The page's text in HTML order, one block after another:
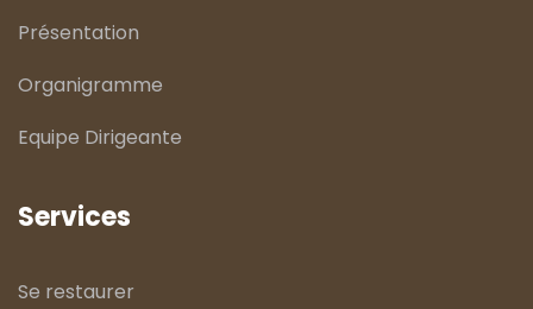
Présentation
Organigramme
Equipe Dirigeante
Services
Se restaurer